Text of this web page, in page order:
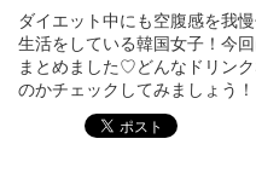
ダイエット中にも空腹感を我
生活をしている韓国女子！今
まとめました♡どんなドリン
のかチェックしてみましょう！